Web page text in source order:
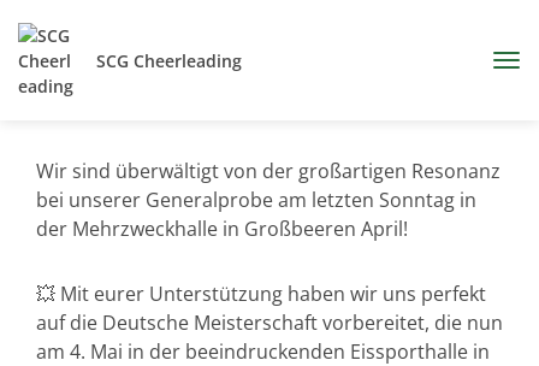
SCG Cheerleading
Wir sind überwältigt von der großartigen Resonanz
bei unserer Generalprobe am letzten Sonntag in
der Mehrzweckhalle in Großbeeren April!
💥 Mit eurer Unterstützung haben wir uns perfekt
auf die Deutsche Meisterschaft vorbereitet, die nun
am 4. Mai in der beeindruckenden Eissporthalle in